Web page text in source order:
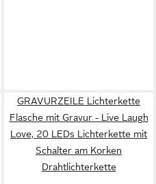
GRAVURZEILE Lichterkette
Flasche mit Gravur - Live Laugh
Love, 20 LEDs Lichterkette mit
Schalter am Korken
Drahtlichterkette